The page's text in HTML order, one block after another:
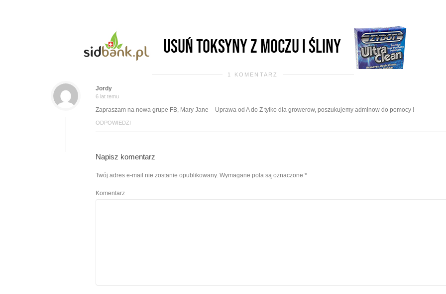
1 KOMENTARZ
Jordy
6 lat temu
Zapraszam na nowa grupe FB, Mary Jane – Uprawa od A do Z tylko dla growerow, poszukujemy adminow do pomocy !
ODPOWIEDZI
Napisz komentarz
Twój adres e-mail nie zostanie opublikowany. Wymagane pola są oznaczone *
Komentarz